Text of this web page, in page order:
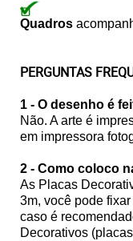
Quadros
PERGUNTAS
1 - O desenho é
Não. A arte é
em impressora
2 - Como coloco
As Placas
3m, você pode
caso é
Decorativos